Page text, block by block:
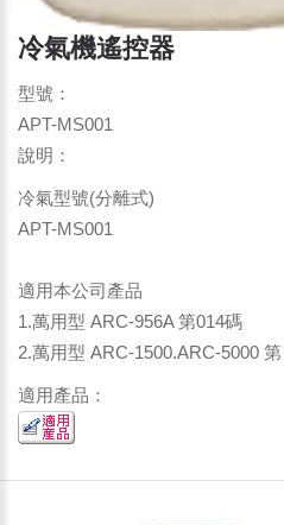
冷氣機遙控器
型號：
APT-MS001
說明：
冷氣型號(分離式)
APT-MS001
適用本公司產品
1.萬用型 ARC-956A 第014碼
2.萬用型 ARC-1500.ARC-5000
適用產品：